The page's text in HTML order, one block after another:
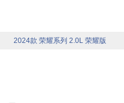
2024款 荣耀系列 2.0L 荣耀版